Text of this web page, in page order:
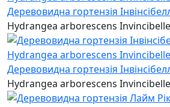
Деревовидна гортензія
Hydrangea arborescens
Деревовидна гортензія
Hydrangea arborescens